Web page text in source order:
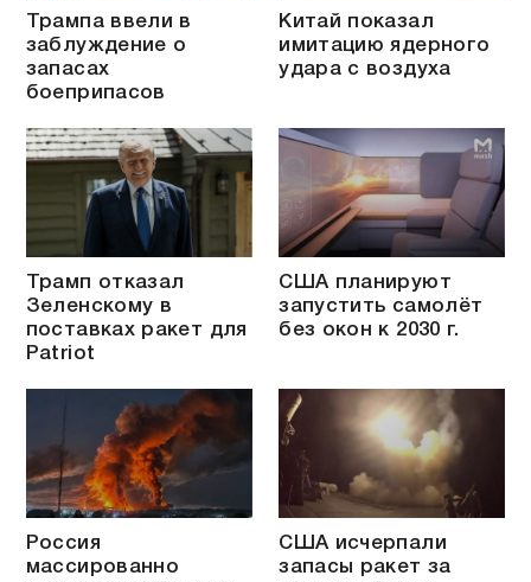
Трампа ввели в
заблуждение о
запасах
боеприпасов
Китай показал
имитацию ядерного
удара с воздуха
Трамп отказал
Зеленскому в
поставках ракет для
Patriot
США планируют
запустить самолёт
без окон к 2030 г.
Россия
массированно
США исчерпали
запасы ракет за